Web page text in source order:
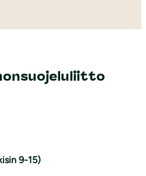
9-15)